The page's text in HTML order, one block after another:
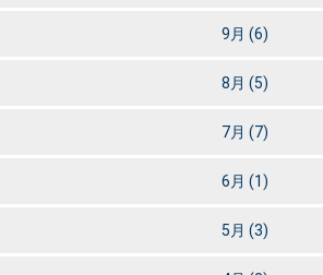
9月 (6)
8月 (5)
7月 (7)
6月 (1)
5月 (3)